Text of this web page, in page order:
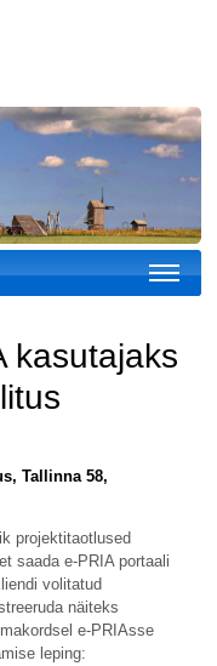
kasutajaks
Tallinna 58,
projektitaotlused
saada e-PRIA portaali
volitatud
näiteks
e-PRIAsse
leping: